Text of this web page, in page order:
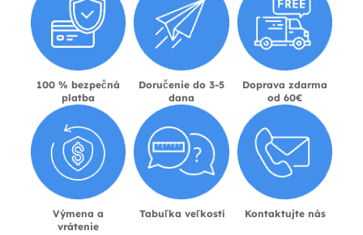
100 % bezpečná
platba
Doručenie do 3-5
dana
Doprava zdarma
od 60€
Výmena a
vrátenie
Tabuľka veľkostí Kontaktujte nás